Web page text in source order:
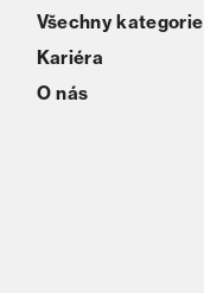
Všechny kategorie
Kariéra
O nás